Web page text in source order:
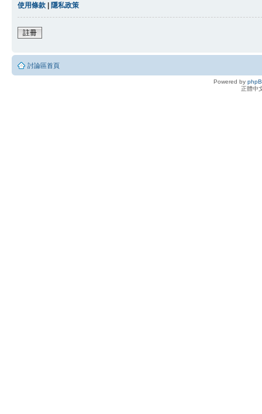
使用條款 | 隱私政策
註冊
討論區首頁
Powered by
正體中